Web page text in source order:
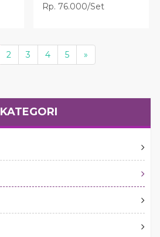
Rp. 76.000/Set
2 3 4 5 »
KATEGORI